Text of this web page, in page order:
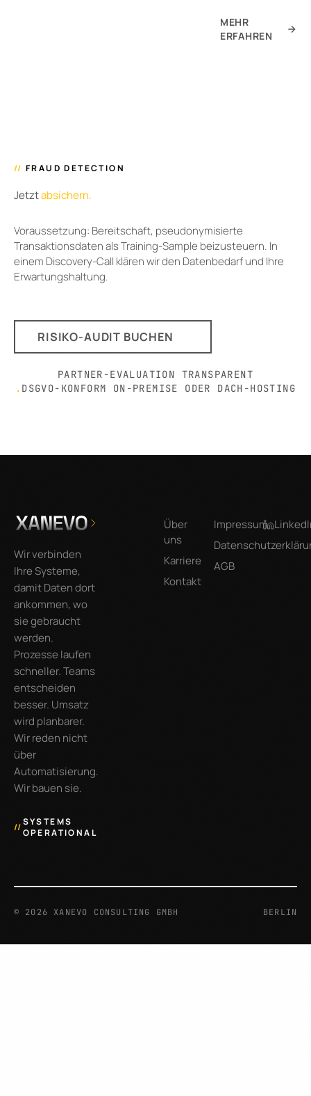
MEHR
ERFAHREN
// FRAUD DETECTION
Jetztabsichern.
Voraussetzung: Bereitschaft, pseudonymisierte
Transaktionsdaten als Training-Sample beizusteuern. In
einem Discovery-Call klären wir den Datenbedarf und Ihre
Erwartungshaltung.
RISIKO-AUDIT BUCHEN
PARTNER-EVALUATION TRANSPARENT
. DSGVO-KONFORM ON-PREMISE ODER DACH-HOSTING
Wir verbinden
Ihre Systeme,
damit Daten dort
ankommen, wo
sie gebraucht
werden.
Prozesse laufen
schneller. Teams
entscheiden
besser. Umsatz
wird planbarer.
Wir reden nicht
über
Automatisierung.
Wir bauen sie.
//SYSTEMS
OPERATIONAL
Über
uns
Karriere
Kontakt
Impressum
AGB
© 2026 XANEVO CONSULTING GMBH BERLIN